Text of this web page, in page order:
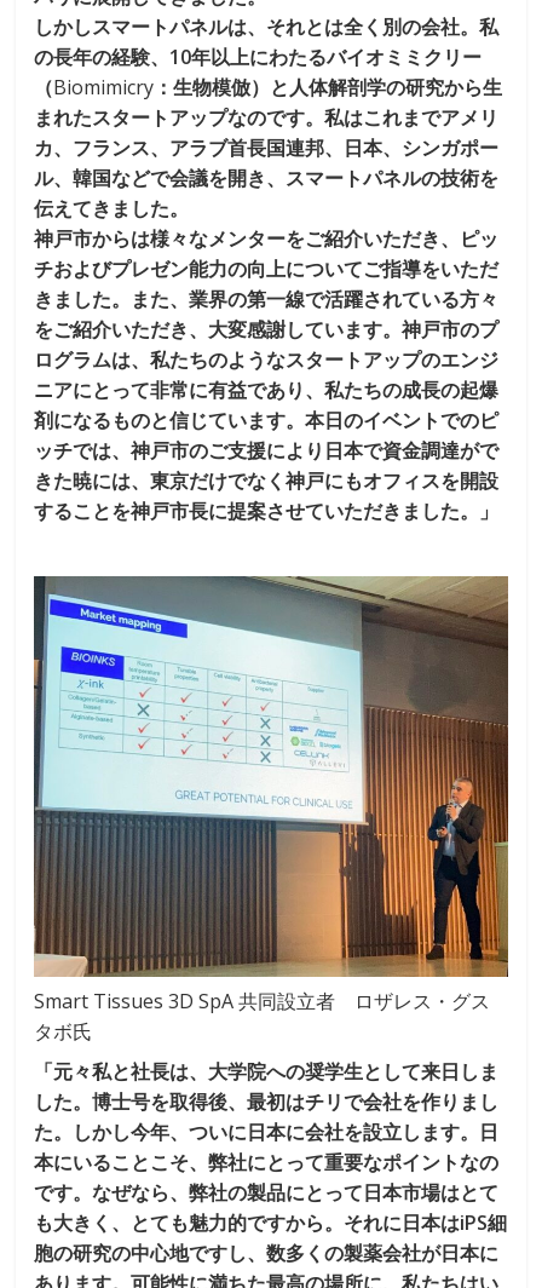
しかしスマートパネルは、それとは全く別の会社。私
の長年の経験、10年以上にわたるバイオミミクリー
（Biomimicry ：生物模倣）と人体解剖学の研究から生
まれたスタートアップなのです。私はこれまでアメリ
カ、フランス、アラブ首長国連邦、日本、シンガポー
ル、韓国などで会議を開き、スマートパネルの技術を
伝えてきました。
神戸市からは様々なメンターをご紹介いただき、ピッ
チおよびプレゼン能力の向上についてご指導をいただ
きました。また、業界の第一線で活躍されている方々
をご紹介いただき、大変感謝しています。神戸市のプ
ログラムは、私たちのようなスタートアップのエンジ
ニアにとって非常に有益であり、私たちの成長の起爆
剤になるものと信じています。本日のイベントでのピ
ッチでは、神戸市のご支援により日本で資金調達がで
きた暁には、東京だけでなく神戸にもオフィスを開設
することを神戸市長に提案させていただきました。」
Smart Tissues 3D SpA 共同設立者 ロザレス・グス
タボ氏
「元々私と社長は、大学院への奨学生として来日しま
した。博士号を取得後、最初はチリで会社を作りまし
た。しかし今年、ついに日本に会社を設立します。日
本にいることこそ、弊社にとって重要なポイントなの
です。なぜなら、弊社の製品にとって日本市場はとて
も大きく、とても魅力的ですから。それに日本はiPS細
胞の研究の中心地ですし、数多くの製薬会社が日本に